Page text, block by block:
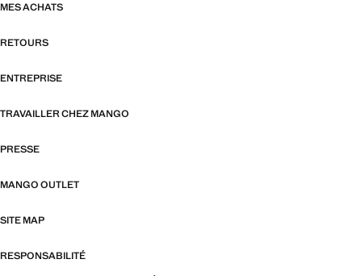
MES ACHATS
RETOURS
ENTREPRISE
TRAVAILLER CHEZ MANGO
PRESSE
MANGO OUTLET
SITE MAP
RESPONSABILITÉ